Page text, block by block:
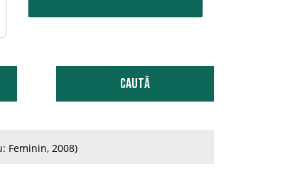
2011
2015
Caută
Feminin, 2008)